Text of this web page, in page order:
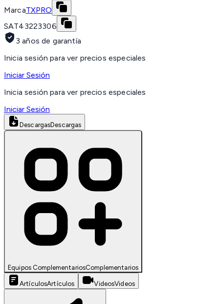
MarcaTXPRO
SAT43223306
3 años de garantía
Inicia sesión para ver precios especiales
Iniciar Sesión
Inicia sesión para ver precios especiales
Iniciar Sesión
DescargasDescargas
Equipos ComplementariosComplementarios
ArtículosArtículos VideosVideos